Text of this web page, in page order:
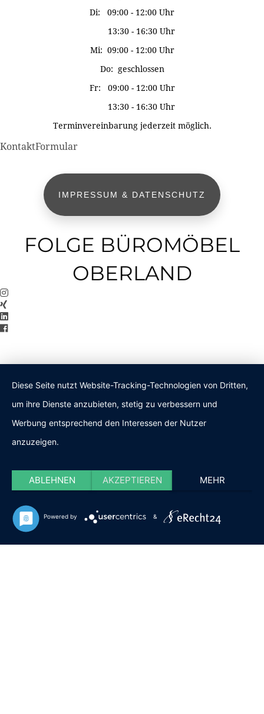
Di: 09:00 - 12:00 Uhr
13:30 - 16:30 Uhr
Mi: 09:00 - 12:00 Uhr
Do: geschlossen
Fr: 09:00 - 12:00 Uhr
13:30 - 16:30 Uhr
Terminvereinbarung jederzeit möglich.
KontaktFormular
IMPRESSUM & DATENSCHUTZ
FOLGE BÜROMÖBEL
OBERLAND
Diese Seite nutzt Website-Tracking-Technologien von Dritten,
um ihre Dienste anzubieten, stetig zu verbessern und
Werbung entsprechend den Interessen der Nutzer
anzuzeigen.
ABLEHNEN AKZEPTIEREN MEHR
Powered by &